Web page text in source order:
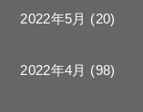
2022年5月 (20)
2022年4月 (98)